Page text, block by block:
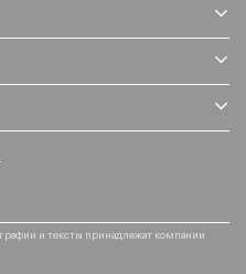
и тексты принадлежат компании